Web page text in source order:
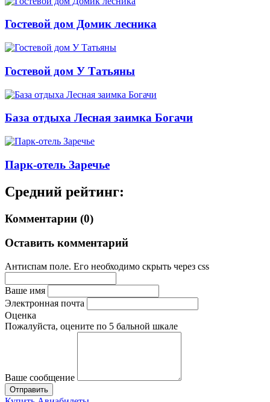
Гостевой дом Домик лесника
Гостевой дом У Татьяны
База отдыха Лесная заимка Богачи
Парк-отель Заречье
Средний рейтинг:
Комментарии (0)
Оставить комментарий
Антиспам поле. Его необходимо скрыть через css
Ваше имя
Электронная почта
Оценка
Пожалуйста, оцените по 5 бальной шкале
Ваше сообщение